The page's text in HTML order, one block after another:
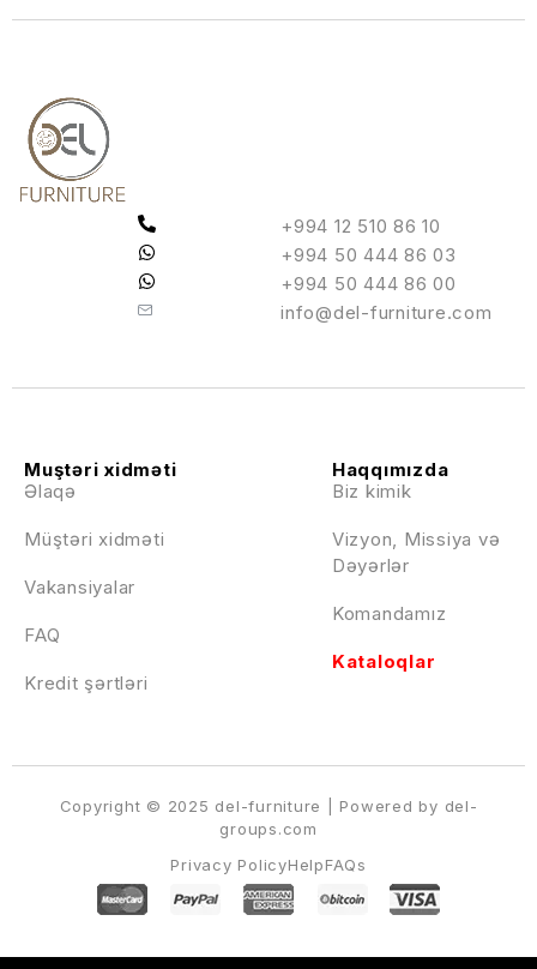
+994 12 510 86 10
+994 50 444 86 03
+994 50 444 86 00
info@del-furniture.com
Haqqımızda
Biz kimik
Vizyon, Missiya və
Dəyərlər
Komandamız
Kataloqlar
Muştəri xidməti
Əlaqə
Müştəri xidməti
Vakansiyalar
FAQ
Kredit şərtləri
Privacy PolicyHelpFAQs
Copyright © 2025 del-furniture | Powered by del-
groups.com